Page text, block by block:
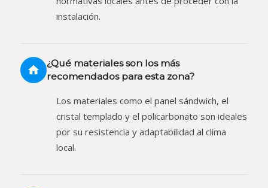
instalación.
¿Qué materiales son los más
recomendados para esta zona?
Los materiales como el panel sándwich, el
cristal templado y el policarbonato son ideales
por su resistencia y adaptabilidad al clima
local.